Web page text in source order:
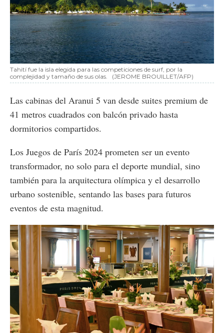
Tahití fue la isla elegida para las competiciones de surf, por la
complejidad y tamaño de sus olas.
(JEROME BROUILLET/AFP)
Las cabinas del Aranui 5 van desde suites premium de
41 metros cuadrados con balcón privado hasta
dormitorios compartidos.
Los Juegos de París 2024 prometen ser un evento
transformador, no solo para el deporte mundial, sino
también para la arquitectura olímpica y el desarrollo
urbano sostenible, sentando las bases para futuros
eventos de esta magnitud.